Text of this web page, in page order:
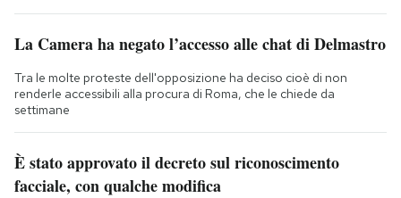
La Camera ha negato l’accesso alle chat di Delmastro
Tra le molte proteste dell'opposizione ha deciso cioè di non
renderle accessibili alla procura di Roma, che le chiede da
settimane
È stato approvato il decreto sul riconoscimento
facciale, con qualche modifica